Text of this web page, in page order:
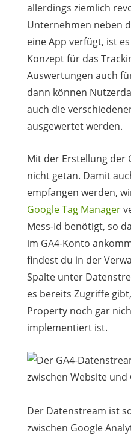
allerdings ziemlich
Unternehmen neben
eine App verfügt, ist
Konzept für das
Auswertungen auch
dann können
auch die
ausgewertet werden.
Mit der Erstellung der
nicht getan. Damit
empfangen werden,
Google Tag Manager
Mess-Id benötigt, so
im GA4-Konto
findest du in der
Spalte unter
es bereits Zugriffe
Property noch gar
implementiert ist.
Der Datenstream ist
zwischen Google